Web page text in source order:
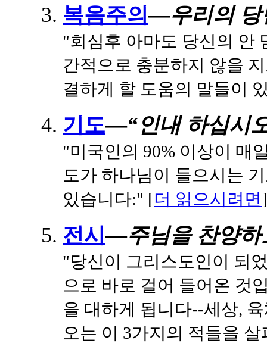
복음주의—우리의
"회심후 아마도 당신의 안
간적으로 충분하지 않을
결하게 할 도움의 말들이
기도—“인내 하십시
"미국인의 90% 이상이 매
도가 하나님이 들으시는
있습니다:" [더 읽으시려면]
전시—주님을 찬양
"당신이 그리스도인이 되
으로 바로 걸어 들어온 것
을 대하게 됩니다--세상,
오는 이 3가지의 적들을